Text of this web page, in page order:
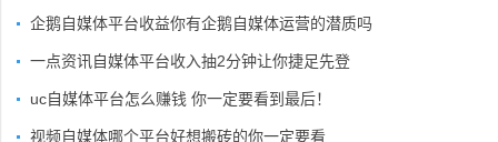
企鹅自媒体平台收益你有企鹅自媒体运营的潜质吗
一点资讯自媒体平台收入抽2分钟让你捷足先登
uc自媒体平台怎么赚钱 你一定要看到最后！
视频自媒体哪个平台好想搬砖的你一定要看